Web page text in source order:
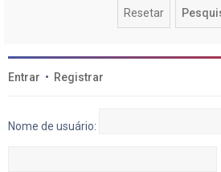
Entrar • Registrar
Nome de usuário: